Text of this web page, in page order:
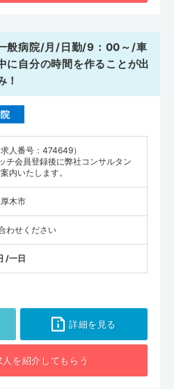
般病院/月/日勤/9：00～/車
に自分の時間を作ることが出
！
人番号：474649）
チ会員登録後に弊社コンサルタン
内いたします。
木市
わせください
/一日
詳細を見る
人を紹介してもらう